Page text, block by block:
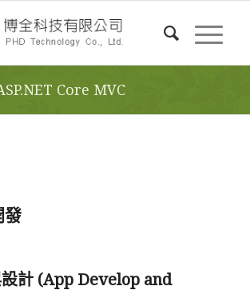
Core MVC
發
計 (App Develop and